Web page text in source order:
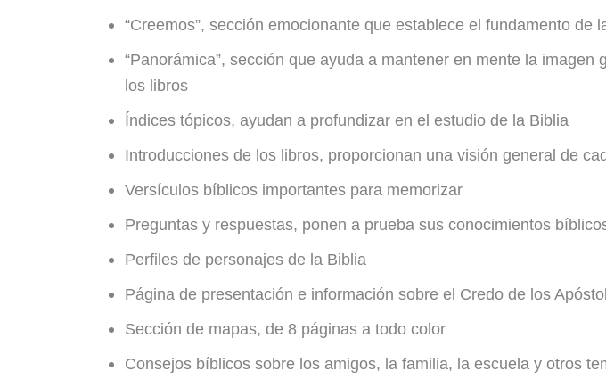
“Creemos”, sección emocionante que establece el fundamento
“Panorámica”, sección que ayuda a mantener en mente la
los libros
Índices tópicos, ayudan a profundizar en el estudio de la Biblia
Introducciones de los libros, proporcionan una visión general de
Versículos bíblicos importantes para memorizar
Preguntas y respuestas, ponen a prueba sus conocimientos
Perfiles de personajes de la Biblia
Página de presentación e información sobre el Credo de los
Sección de mapas, de 8 páginas a todo color
Consejos bíblicos sobre los amigos, la familia, la escuela y otros